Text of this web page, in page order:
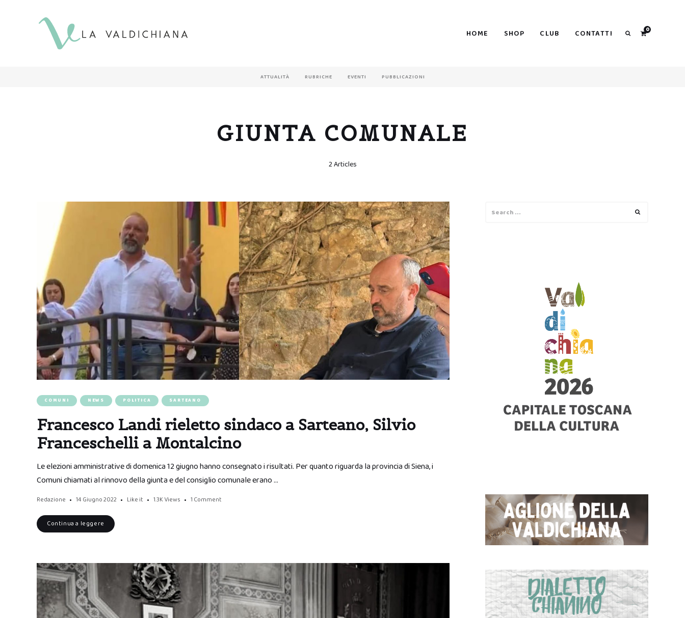
HOME SHOP CLUB CONTATTI 0
ATTUALITÀ RUBRICHE EVENTI PUBBLICAZIONI
GIUNTA COMUNALE
2 Articles
COMUNI NEWS POLITICA SARTEANO
Francesco Landi rieletto sindaco a Sarteano, Silvio
Franceschelli a Montalcino
Le elezioni amministrative di domenica 12 giugno hanno consegnato i risultati. Per quanto riguarda la provincia di Siena, i
Comuni chiamati al rinnovo della giunta e del consiglio comunale erano …
Redazione 14 Giugno 2022 Like it 1.3K Views 1 Comment
Continua a leggere
for: